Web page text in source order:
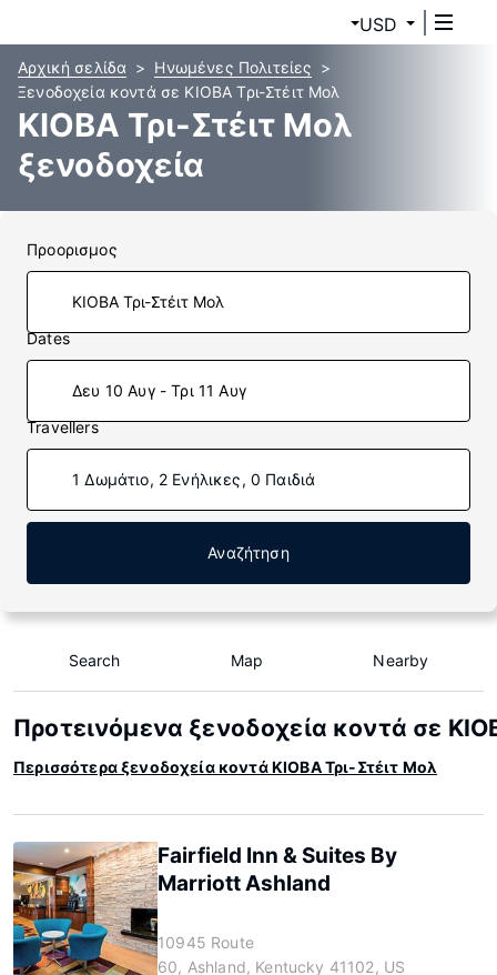
USD
Αρχική σελίδα
Ηνωμένες Πολιτείες
Ξενοδοχεία κοντά σε ΚΙΟΒΑ Τρι-Στέιτ Μολ
ΚΙΟΒΑ Τρι-Στέιτ Μολ
ξενοδοχεία
Προορισμος
Dates
Δευ 10 Αυγ - Τρι 11 Αυγ
Travellers
1 Δωμάτιο, 2 Ενήλικες, 0 Παιδιά
Αναζήτηση
Search Map Nearby
Προτεινόμενα ξενοδοχεία κοντά σε
Περισσότερα ξενοδοχεία κοντά ΚΙΟΒΑ Τρι-Στέιτ Μολ
Fairfield Inn & Suites By
Marriott Ashland
10945 Route
60, Ashland, Kentucky 41102, US